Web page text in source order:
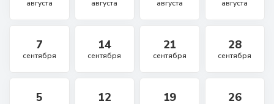
августа августа августа августа
7
сентября
14
сентября
21
сентября
28
сентября
5 12 19 26